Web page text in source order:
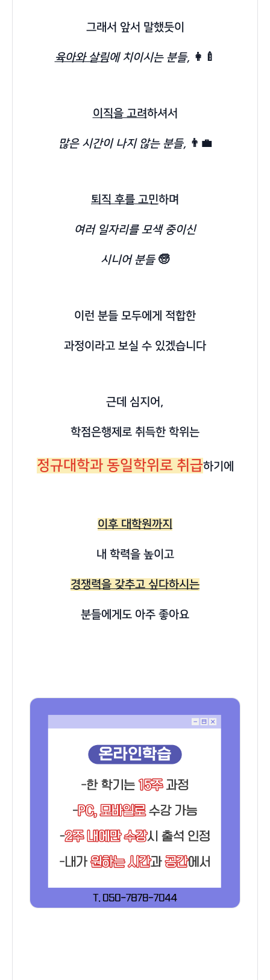
그래서 앞서 말했듯이
육아와 살림에 치이시는 분들, 👩‍🍼
이직을 고려하셔서
많은 시간이 나지 않는 분들, 👨‍💼
퇴직 후를 고민하며
여러 일자리를 모색 중이신
시니어 분들🧓
이런 분들 모두에게 적합한
과정이라고 보실 수 있겠습니다
근데 심지어,
학점은행제로 취득한 학위는
정규대학과 동일학위로 취급하기에
이후 대학원까지
내 학력을 높이고
경쟁력을 갖추고 싶다하시는
분들에게도 아주 좋아요